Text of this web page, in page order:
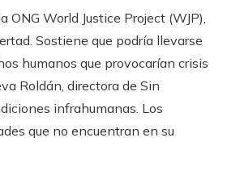
World Justice Project (WJP),
Sostiene que podría llevarse
humanos que provocarían crisis
Roldán, directora de Sin
infrahumanas. Los
que no encuentran en su